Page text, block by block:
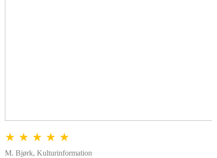
★ ★ ★ ★ ★
M. Bjørk, Kulturinformation